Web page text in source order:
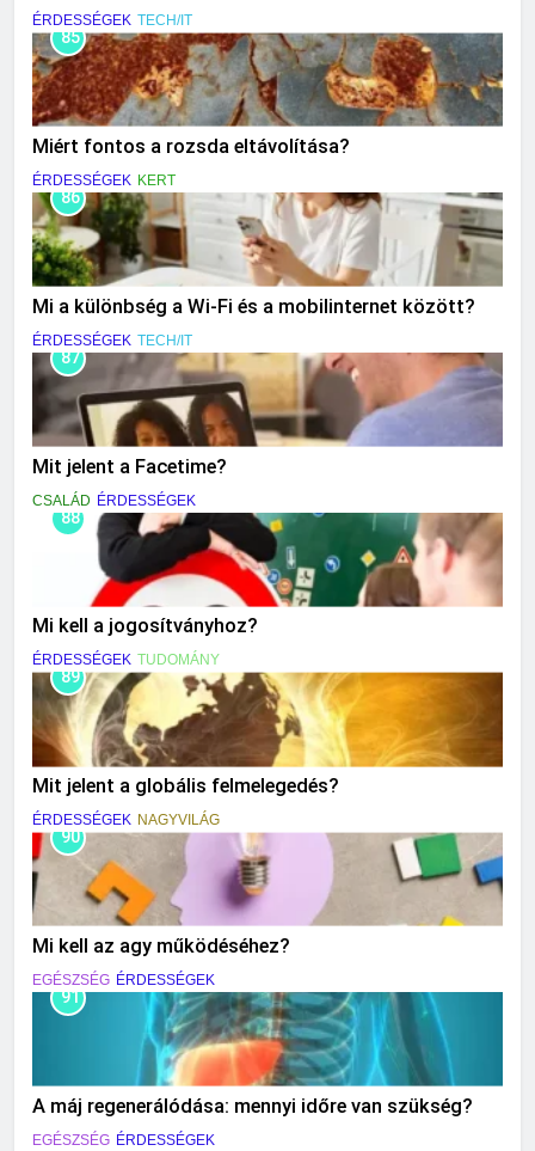
ÉRDESSÉGEK TECH/IT
85
Miért fontos a rozsda eltávolítása?
ÉRDESSÉGEK KERT
86
Mi a különbség a Wi-Fi és a mobilinternet között?
ÉRDESSÉGEK TECH/IT
87
Mit jelent a Facetime?
CSALÁD ÉRDESSÉGEK
88
Mi kell a jogosítványhoz?
ÉRDESSÉGEK TUDOMÁNY
89
Mit jelent a globális felmelegedés?
ÉRDESSÉGEK NAGYVILÁG
90
Mi kell az agy működéséhez?
EGÉSZSÉG ÉRDESSÉGEK
91
A máj regenerálódása: mennyi időre van szükség?
EGÉSZSÉG ÉRDESSÉGEK